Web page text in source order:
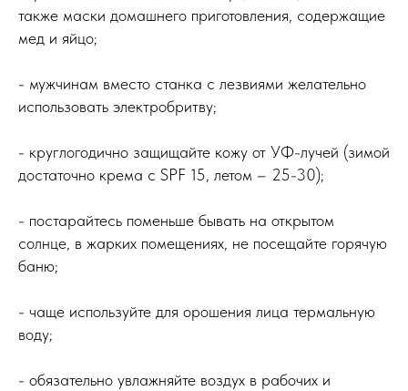
также маски домашнего приготовления, содержащие
мед и яйцо;
- мужчинам вместо станка с лезвиями желательно
использовать электробритву;
- круглогодично защищайте кожу от УФ-лучей (зимой
достаточно крема с SPF 15, летом – 25-30);
- постарайтесь поменьше бывать на открытом
солнце, в жарких помещениях, не посещайте горячую
баню;
- чаще используйте для орошения лица термальную
воду;
- обязательно увлажняйте воздух в рабочих и